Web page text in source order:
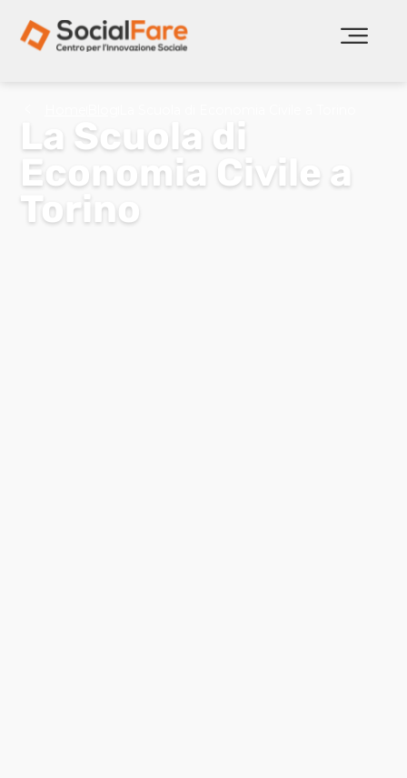
La Scuola di
Economia Civile a
Torino